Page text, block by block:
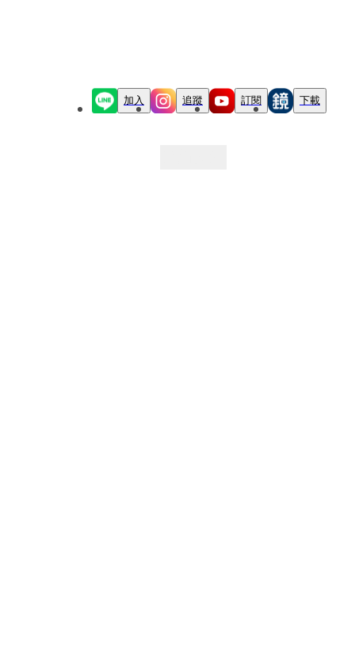
加入 追蹤 訂閱 下載